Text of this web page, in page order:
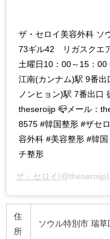
ザ・セロイ美容外科 ソ
73ギル42 リガスクエ
土曜日10：00～15：
江南(カンナム)駅 9番
ノンヒョン)駅 7番出口
theseroijp 📪メール：
8575 #韓国整形 #ザセ
容外科 #美容整形 #韓
チ整形
ザ・セロイ
住
所
ソウル特別市 瑞